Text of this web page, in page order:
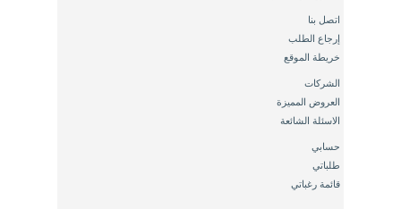
اتصل بنا
إرجاع الطلب
خريطة الموقع
الشركات
العروض المميزة
الاسئلة الشائعة
حسابي
طلباتي
قائمة رغباتي